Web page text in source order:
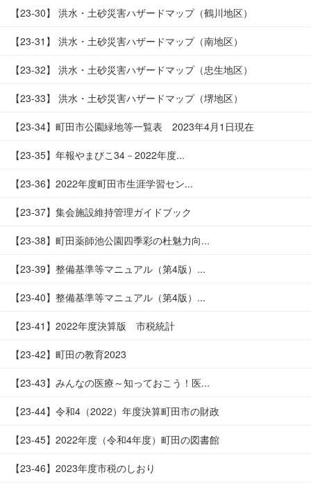
【23-30】 洪水・土砂災害ハザードマップ（鶴川地区）
【23-31】 洪水・土砂災害ハザードマップ（南地区）
【23-32】 洪水・土砂災害ハザードマップ（忠生地区）
【23-33】 洪水・土砂災害ハザードマップ（堺地区）
【23-34】町田市公園緑地等一覧表 2023年4月1日現在
【23-35】年報やまびこ34－2022年度...
【23-36】2022年度町田市生涯学習セン...
【23-37】集会施設維持管理ガイドブック
【23-38】町田薬師池公園四季彩の杜魅力向...
【23-39】整備基準等マニュアル（第4版）...
【23-40】整備基準等マニュアル（第4版）...
【23-41】2022年度決算版 市税統計
【23-42】町田の教育2023
【23-43】みんなの医療～知っておこう！医...
【23-44】令和4（2022）年度決算町田市の財政
【23-45】2022年度（令和4年度）町田の図書館
【23-46】2023年度市税のしおり